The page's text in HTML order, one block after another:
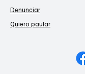
Denunciar
Quiero pautar